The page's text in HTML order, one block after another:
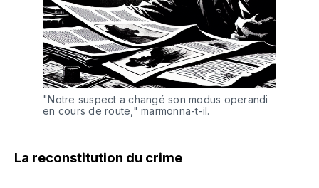
"Notre suspect a changé son modus operandi
en cours de route," marmonna-t-il.
La reconstitution du crime